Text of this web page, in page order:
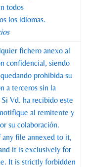
todos
los idiomas.
fichero anexo al
confidencial, siendo
prohibida su
a terceros sin la
Vd. ha recibido este
al remitente y
su colaboración.
file annexed to it,
it is exclusively for
It is strictly forbidden